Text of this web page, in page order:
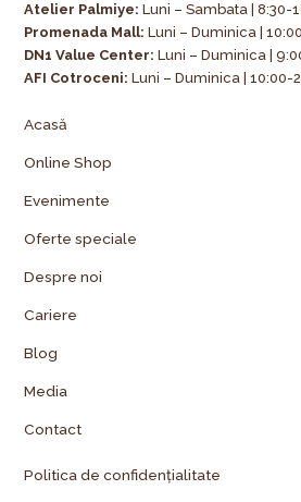
Atelier Palmiye: Luni – Sambata | 8:30-
Promenada Mall: Luni – Duminica |
DN1 Value Center: Luni – Duminica |
AFI Cotroceni: Luni – Duminica | 10:00-
Acasă
Online Shop
Evenimente
Oferte speciale
Despre noi
Cariere
Blog
Media
Contact
Politica de confidențialitate